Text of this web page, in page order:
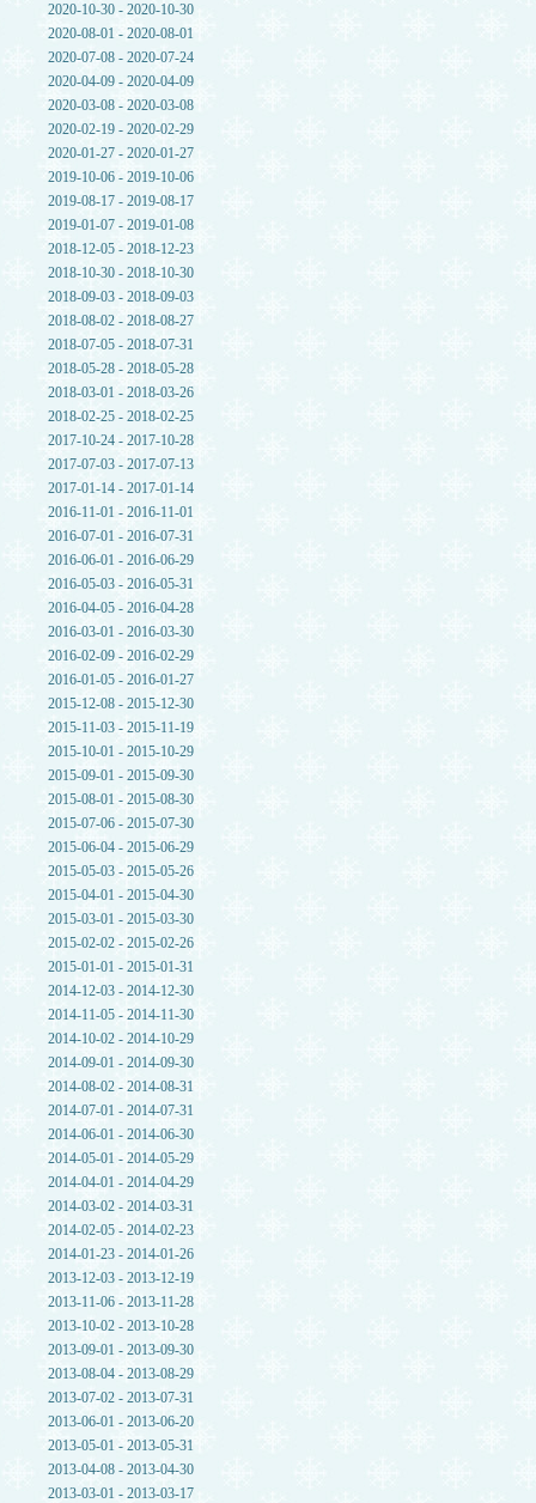
2020-10-30 - 2020-10-30
2020-08-01 - 2020-08-01
2020-07-08 - 2020-07-24
2020-04-09 - 2020-04-09
2020-03-08 - 2020-03-08
2020-02-19 - 2020-02-29
2020-01-27 - 2020-01-27
2019-10-06 - 2019-10-06
2019-08-17 - 2019-08-17
2019-01-07 - 2019-01-08
2018-12-05 - 2018-12-23
2018-10-30 - 2018-10-30
2018-09-03 - 2018-09-03
2018-08-02 - 2018-08-27
2018-07-05 - 2018-07-31
2018-05-28 - 2018-05-28
2018-03-01 - 2018-03-26
2018-02-25 - 2018-02-25
2017-10-24 - 2017-10-28
2017-07-03 - 2017-07-13
2017-01-14 - 2017-01-14
2016-11-01 - 2016-11-01
2016-07-01 - 2016-07-31
2016-06-01 - 2016-06-29
2016-05-03 - 2016-05-31
2016-04-05 - 2016-04-28
2016-03-01 - 2016-03-30
2016-02-09 - 2016-02-29
2016-01-05 - 2016-01-27
2015-12-08 - 2015-12-30
2015-11-03 - 2015-11-19
2015-10-01 - 2015-10-29
2015-09-01 - 2015-09-30
2015-08-01 - 2015-08-30
2015-07-06 - 2015-07-30
2015-06-04 - 2015-06-29
2015-05-03 - 2015-05-26
2015-04-01 - 2015-04-30
2015-03-01 - 2015-03-30
2015-02-02 - 2015-02-26
2015-01-01 - 2015-01-31
2014-12-03 - 2014-12-30
2014-11-05 - 2014-11-30
2014-10-02 - 2014-10-29
2014-09-01 - 2014-09-30
2014-08-02 - 2014-08-31
2014-07-01 - 2014-07-31
2014-06-01 - 2014-06-30
2014-05-01 - 2014-05-29
2014-04-01 - 2014-04-29
2014-03-02 - 2014-03-31
2014-02-05 - 2014-02-23
2014-01-23 - 2014-01-26
2013-12-03 - 2013-12-19
2013-11-06 - 2013-11-28
2013-10-02 - 2013-10-28
2013-09-01 - 2013-09-30
2013-08-04 - 2013-08-29
2013-07-02 - 2013-07-31
2013-06-01 - 2013-06-20
2013-05-01 - 2013-05-31
2013-04-08 - 2013-04-30
2013-03-01 - 2013-03-17